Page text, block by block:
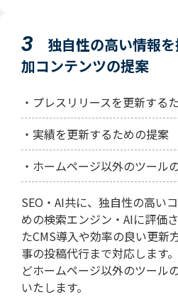
3
独自性の高い情報
加コンテンツの提案
・プレスリリースを更新する
・実績を更新するための提案
・ホームページ以外のツール
SEO・AI共に、独自性の高い
めの検索エンジン・AIに評価
たCMS導入や効率の良い更新
事の投稿代行まで対応します
どホームページ以外のツール
いたします。